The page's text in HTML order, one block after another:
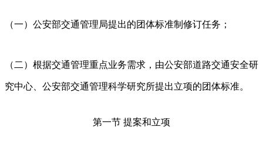
（一）公安部交通管理局提出的团体标准制修订任务；
（二）根据交通管理重点业务需求，由公安部道路交通安全研
究中心、公安部交通管理科学研究所提出立项的团体标准。
第一节 提案和立项